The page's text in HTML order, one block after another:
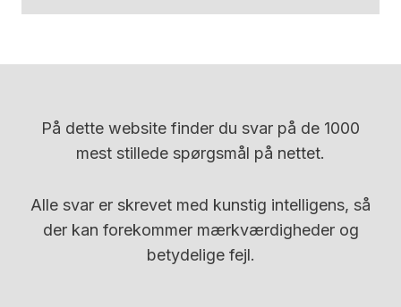
På dette website finder du svar på de 1000
mest stillede spørgsmål på nettet.
Alle svar er skrevet med kunstig intelligens, så
der kan forekommer mærkværdigheder og
betydelige fejl.